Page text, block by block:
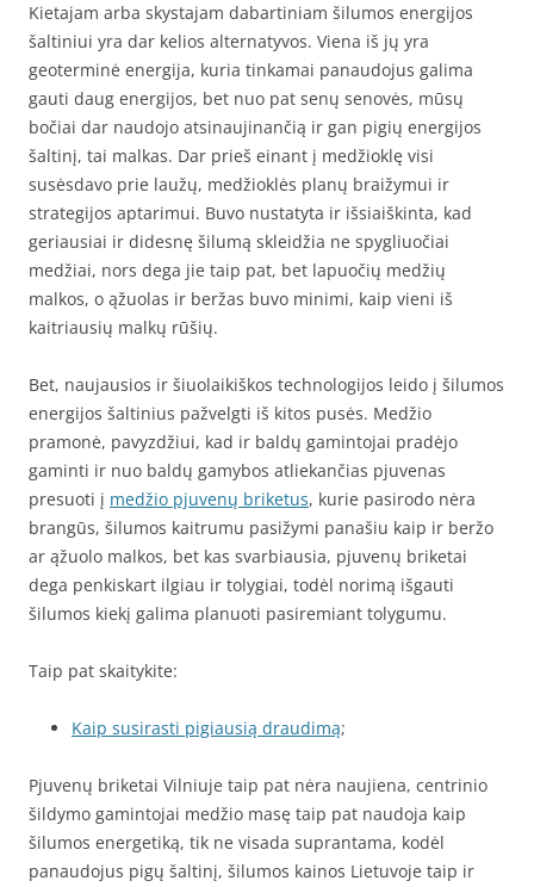
Kietajam arba skystajam dabartiniam šilumos energijos
šaltiniui yra dar kelios alternatyvos. Viena iš jų yra
geoterminė energija, kuria tinkamai panaudojus galima
gauti daug energijos, bet nuo pat senų senovės, mūsų
bočiai dar naudojo atsinaujinančią ir gan pigių energijos
šaltinį, tai malkas. Dar prieš einant į medžioklę visi
susėsdavo prie laužų, medžioklės planų braižymui ir
strategijos aptarimui. Buvo nustatyta ir išsiaiškinta, kad
geriausiai ir didesnę šilumą skleidžia ne spygliuočiai
medžiai, nors dega jie taip pat, bet lapuočių medžių
malkos, o ąžuolas ir beržas buvo minimi, kaip vieni iš
kaitriausių malkų rūšių.
Bet, naujausios ir šiuolaikiškos technologijos leido į šilumos
energijos šaltinius pažvelgti iš kitos pusės. Medžio
pramonė, pavyzdžiui, kad ir baldų gamintojai pradėjo
gaminti ir nuo baldų gamybos atliekančias pjuvenas
presuoti į medžio pjuvenų briketus, kurie pasirodo nėra
brangūs, šilumos kaitrumu pasižymi panašiu kaip ir beržo
ar ąžuolo malkos, bet kas svarbiausia, pjuvenų briketai
dega penkiskart ilgiau ir tolygiai, todėl norimą išgauti
šilumos kiekį galima planuoti pasiremiant tolygumu.
Taip pat skaitykite:
Kaip susirasti pigiausią draudimą;
Pjuvenų briketai Vilniuje taip pat nėra naujiena, centrinio
šildymo gamintojai medžio masę taip pat naudoja kaip
šilumos energetiką, tik ne visada suprantama, kodėl
panaudojus pigų šaltinį, šilumos kainos Lietuvoje taip ir